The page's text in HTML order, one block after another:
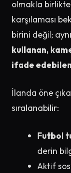
olmakla
karşılaması
birini değil;
kullanan,
ifade edebilen
İlanda öne
sıralanabilir:
Futbol
derin
Aktif